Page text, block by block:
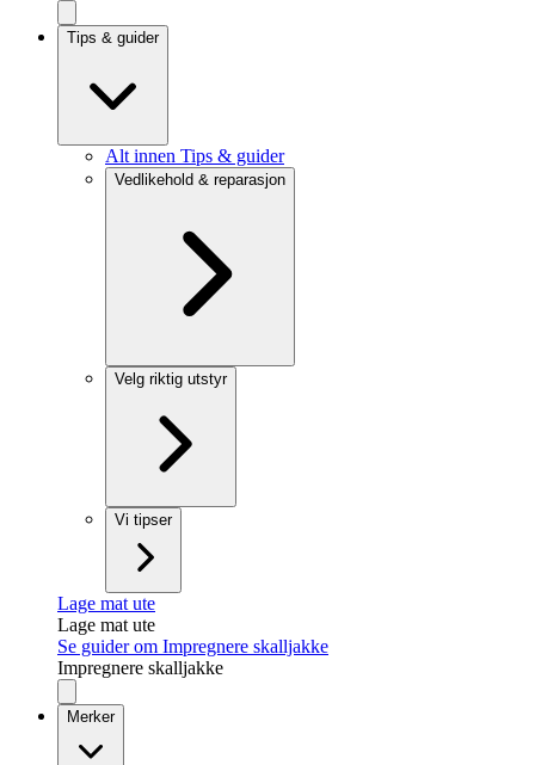
Tips & guider
Alt innen Tips & guider
Vedlikehold & reparasjon
Velg riktig utstyr
Vi tipser
Lage mat ute
Lage mat ute
Se guider om Impregnere skalljakke
Impregnere skalljakke
Merker